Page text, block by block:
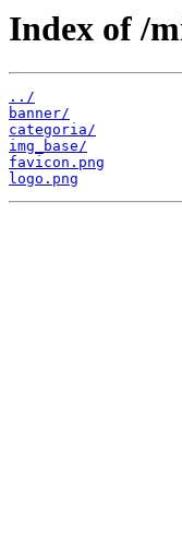
Index of /
../
banner/
categoria/
img_base/
favicon.png
logo.png